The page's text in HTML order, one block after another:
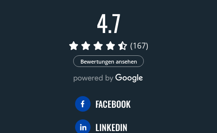
4.7
(167)
Bewertungen ansehen
FACEBOOK
LINKEDIN